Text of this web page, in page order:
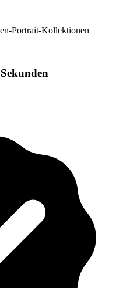
Portrait-Kollektionen